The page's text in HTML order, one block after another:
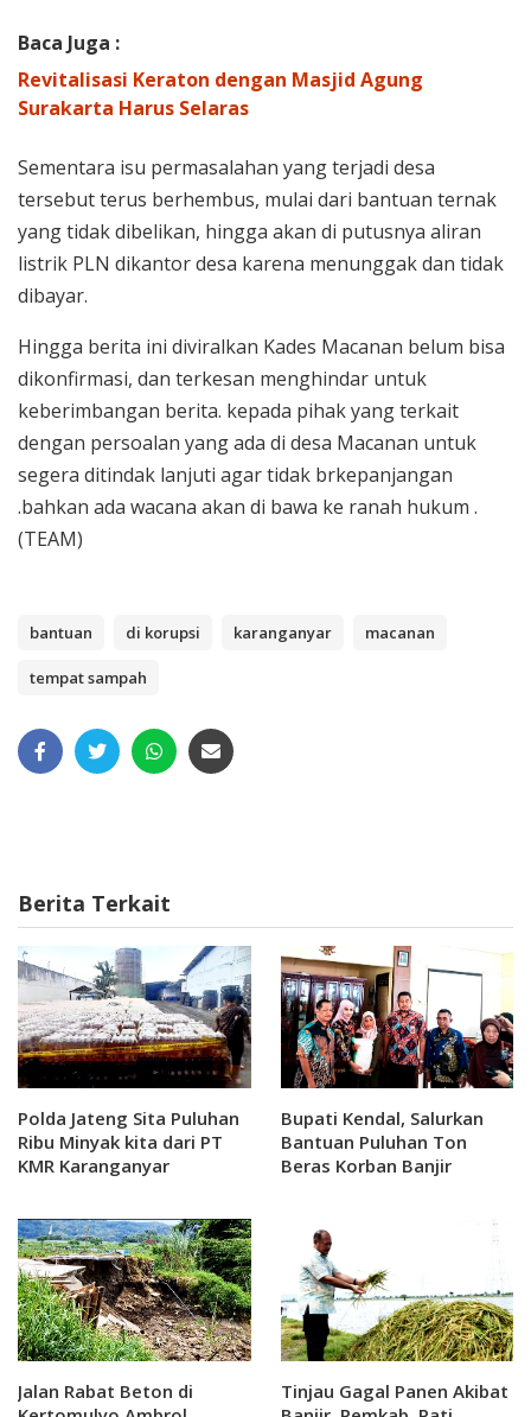
Baca Juga :
Revitalisasi Keraton dengan Masjid Agung
Surakarta Harus Selaras
Sementara isu permasalahan yang terjadi desa
tersebut terus berhembus, mulai dari bantuan ternak
yang tidak dibelikan, hingga akan di putusnya aliran
listrik PLN dikantor desa karena menunggak dan tidak
dibayar.
Hingga berita ini diviralkan Kades Macanan belum bisa
dikonfirmasi, dan terkesan menghindar untuk
keberimbangan berita. kepada pihak yang terkait
dengan persoalan yang ada di desa Macanan untuk
segera ditindak lanjuti agar tidak brkepanjangan
.bahkan ada wacana akan di bawa ke ranah hukum .
(TEAM)
bantuan di korupsi karanganyar macanan
tempat sampah
Berita Terkait
Polda Jateng Sita Puluhan
Ribu Minyak kita dari PT
KMR Karanganyar
Bupati Kendal, Salurkan
Bantuan Puluhan Ton
Beras Korban Banjir
Jalan Rabat Beton di
Tinjau Gagal Panen Akibat